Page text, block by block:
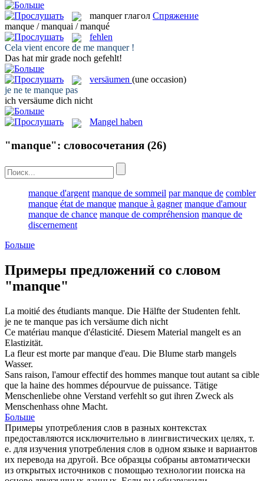
manquer глагол Спряжение
manque / manquai / manqué
fehlen
Cela vient encore de me manquer!
Das hat mir grade noch gefehlt!
versäumen (une occasion)
je ne te manque pas
ich versäume dich nicht
Mangel haben
"manque": словосочетания (26)
manque d'argent manque de sommeil par manque de combler
manque état de manque manque à gagner manque d'amour
manque de chance manque de compréhension manque de
discernement
Больше
Примеры предложений со словом
"manque"
La moitié des étudiants manque. Die Hälfte der Studenten fehlt.
je ne te manque pas ich versäume dich nicht
Ce matériau manque d'élasticité. Diesem Material mangelt es an
Elastizität.
La fleur est morte parmanque d'eau. Die Blume starb mangels
Wasser.
Sans raison, l'amour effectif des hommes manque tout autant sa cible
que la haine des hommes dépourvue de puissance. Tätige
Menschenliebe ohne Verstand verfehlt so gut ihren Zweck als
Menschenhass ohne Macht.
Больше
Примеры употребления слов в разных контекстах
предоставляются исключительно в лингвистических целях, т.
е. для изучения употребления слов в одном языке и вариантов
их перевода на другой. Все образцы собраны автоматически
из открытых источников с помощью технологии поиска на